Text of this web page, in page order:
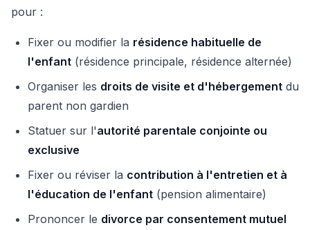
pour :
Fixer ou modifier la résidence habituelle de
l'enfant (résidence principale, résidence alternée)
Organiser les droits de visite et d'hébergement du
parent non gardien
Statuer sur l'autorité parentale conjointe ou
exclusive
Fixer ou réviser la contribution à l'entretien et à
l'éducation de l'enfant (pension alimentaire)
Prononcer le divorce par consentement mutuel